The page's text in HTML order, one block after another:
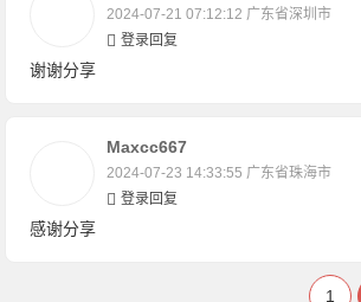
2024-07-21 07:12:12 广东省深圳市
登录回复
谢谢分享
Maxcc667
2024-07-23 14:33:55 广东省珠海市
登录回复
感谢分享
1